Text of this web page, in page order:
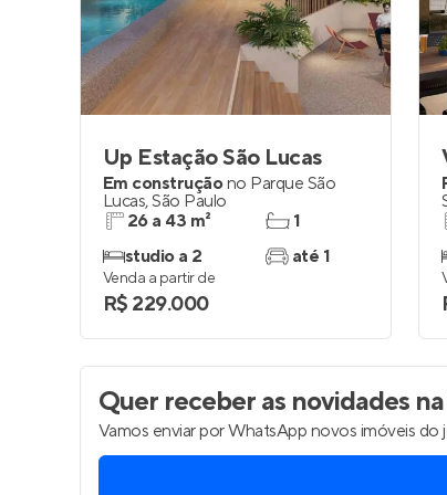
Up Estação São Lucas
Em construçãono Parque São
Lucas,São Paulo
26 a 43 m²
studio a 2
1
até 1
Venda a partir de
R$ 229.000
Quer receber as novidades
Vamos enviar por WhatsApp novos imóveis